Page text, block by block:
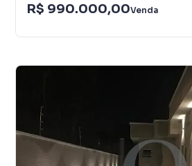
R$ 990.000,00Venda